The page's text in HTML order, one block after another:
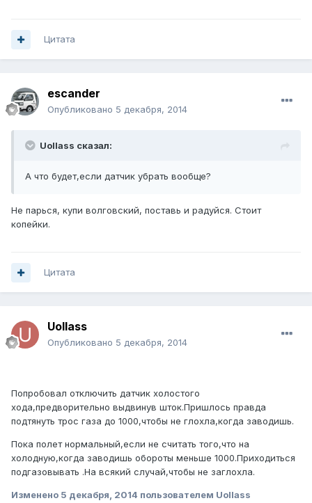
Цитата
escander
Опубликовано 5 декабря, 2014
Uollass сказал:
А что будет,если датчик убрать вообще?
Не парься, купи волговский, поставь и радуйся. Стоит
копейки.
Цитата
Uollass
Опубликовано 5 декабря, 2014
Попробовал отключить датчик холостого
хода,предворительно выдвинув шток.Пришлось правда
подтянуть трос газа до 1000,чтобы не глохла,когда заводишь.
Пока полет нормальный,если не считать того,что на
холодную,когда заводишь обороты меньше 1000.Приходиться
подгазовывать .На всякий случай,чтобы не заглохла.
Изменено 5 декабря, 2014 пользователем Uollass